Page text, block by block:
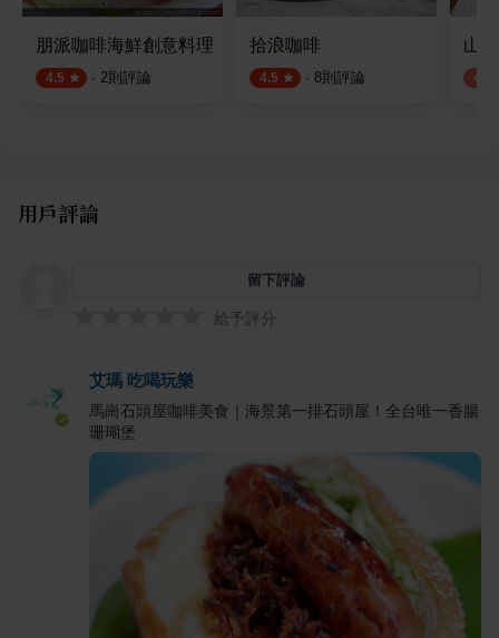
朋派咖啡海鮮創意料理
4.5 · 2則評論
拾浪咖啡
4.5 · 8則評論
山
4.0
用戶評論
留下評論
給予評分
艾瑪 吃喝玩樂
馬崗石頭屋咖啡美食｜海景第一排石頭屋！全台唯一香腸
珊瑚堡